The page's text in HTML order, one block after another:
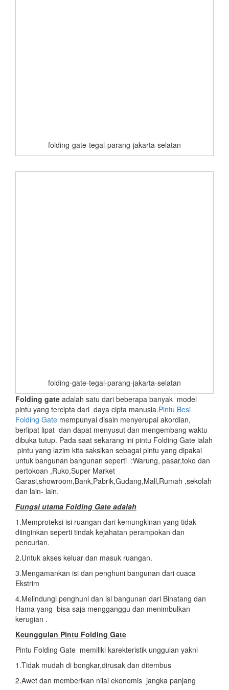
folding-gate-tegal-parang-jakarta-selatan
folding-gate-tegal-parang-jakarta-selatan
Folding gate adalah satu dari beberapa banyak model
pintu yang tercipta dari daya cipta manusia.Pintu Besi
Folding Gate mempunyai disain menyerupai akordian,
berlipat lipat dan dapat menyusut dan mengembang waktu
dibuka tutup. Pada saat sekarang ini pintu Folding Gate ialah
pintu yang lazim kita saksikan sebagai pintu yang dipakai
untuk bangunan bangunan seperti :Warung, pasar,toko dan
pertokoan ,Ruko,Super Market
Garasi,showroom,Bank,Pabrik,Gudang,Mall,Rumah ,sekolah
dan lain- lain.
Fungsi utama Folding Gate adalah
1.Memproteksi isi ruangan dari kemungkinan yang tidak
diinginkan seperti tindak kejahatan perampokan dan
pencurian.
2.Untuk akses keluar dan masuk ruangan.
3.Mengamankan isi dan penghuni bangunan dari cuaca
Ekstrim
4.Melindungi penghuni dan isi bangunan dari Binatang dan
Hama yang bisa saja mengganggu dan menimbulkan
kerugian .
Keunggulan Pintu Folding Gate
Pintu Folding Gate memiliki karekteristik unggulan yakni
1.Tidak mudah di bongkar,dirusak dan ditembus
2.Awet dan memberikan nilai ekonomis jangka panjang